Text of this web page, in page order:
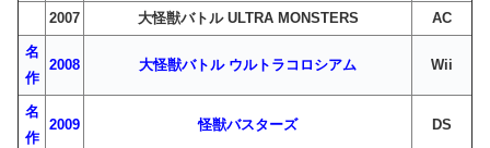
2007 大怪獣バトル ULTRA MONSTERS AC
名
作
2008 大怪獣バトル ウルトラコロシアム Wii
名
作
2009 怪獣バスターズ DS